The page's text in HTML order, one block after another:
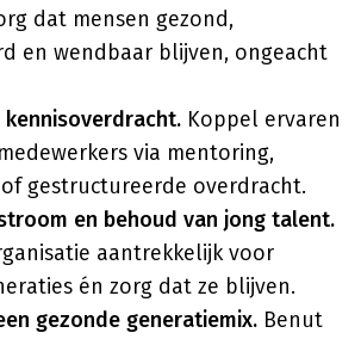
dat mensen gezond,
en wendbaar blijven, ongeacht
kennisoverdracht. Koppel ervaren
via mentoring,
gestructureerde overdracht.
en behoud van jong talent.
aantrekkelijk voor
én zorg dat ze blijven.
gezonde generatiemix. Benut